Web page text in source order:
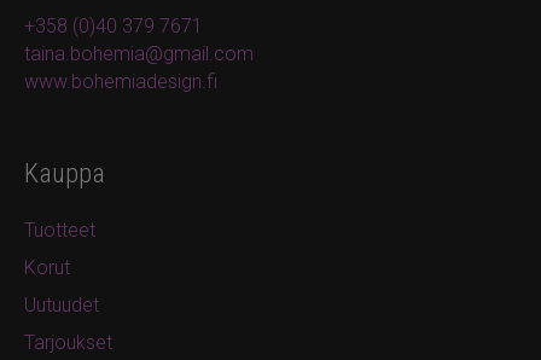
+358 (0)40 379 7671
taina.bohemia@gmail.com
www.bohemiadesign.fi
Kauppa
Tuotteet
Korut
Uutuudet
Tarjoukset